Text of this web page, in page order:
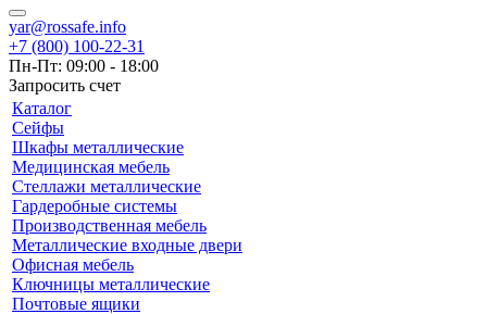
yar@rossafe.info
+7 (800) 100-22-31
Пн-Пт: 09:00 - 18:00
Запросить счет
Каталог
Сейфы
Шкафы металлические
Медицинская мебель
Стеллажи металлические
Гардеробные системы
Производственная мебель
Металлические входные двери
Офисная мебель
Ключницы металлические
Почтовые ящики